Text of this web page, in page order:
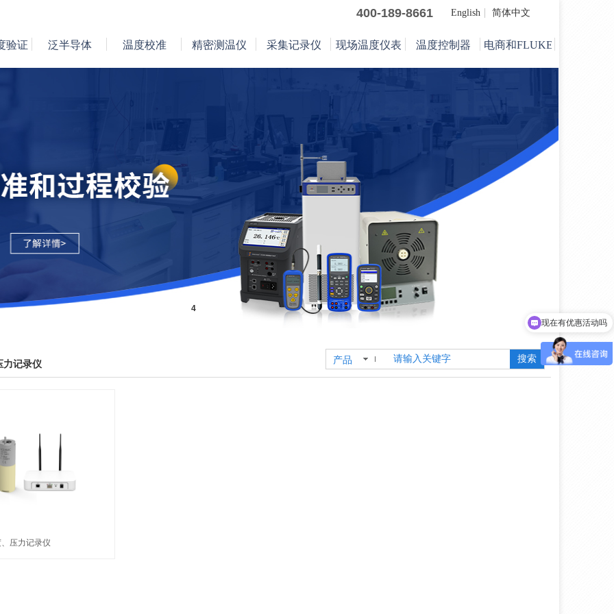
400-189-8661 English 简体中文
验证 泛半导体 温度校准 精密测温仪 采集记录仪 现场温度仪表 温度控制器 电商和FLUKE
产品 搜索
力记录仪
压力记录仪
现在有优惠活动吗